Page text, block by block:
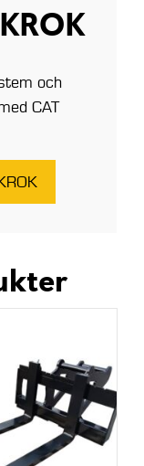
och
CAT